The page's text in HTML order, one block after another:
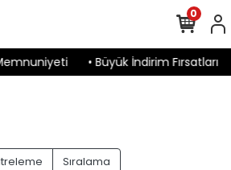
• Büyük İndirim Fırsatları
0
Sıralama